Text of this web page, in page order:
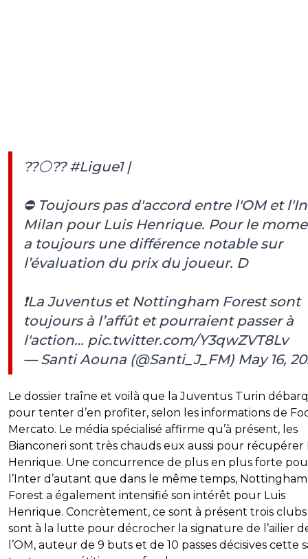
??⚪️??#Ligue1|
⛔️ Toujours pas d'accord entre l'OM et
Milan pour Luis Henrique. Pour le
a toujours une différence notable sur
l’évaluation du prix du joueur. D
❗️La Juventus et Nottingham Forest sont
toujours à l’affût et pourraient passer à
l'action… pic.twitter.com/Y3qwZVT8Lv
— Santi Aouna (@Santi_J_FM) May 16,
Le dossier traîne et voilà que la Juventus Turin
pour tenter d’en profiter, selon les informations de
Mercato. Le média spécialisé affirme qu’à présent, les
Bianconeri sont très chauds eux aussi pour récupérer
Henrique. Une concurrence de plus en plus forte
l’Inter d’autant que dans le même temps, Nottingham
Forest a également intensifié son intérêt pour Luis
Henrique. Concrètement, ce sont à présent trois
sont à la lutte pour décrocher la signature de l’ailier
l’OM, auteur de 9 buts et de 10 passes décisives cette